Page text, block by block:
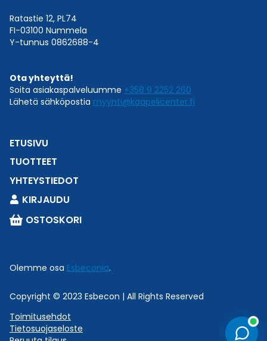
Ratastie 12, PL74
FI-03100 Nummela
Y-tunnus 0862688-4
Ota yhteyttä!
Soita asiakaspalveluumme +358 9 2252 260
Lähetä sähköpostia myynti@kaapelicenter.fi
ETUSIVU
TUOTTEET
YHTEYSTIEDOT
KIRJAUDU
OSTOSKORI
Olemme osa Esbeconia.
Copyright © 2023 Esbecon | All Rights Reserved
Toimitusehdot
Tietosuojaseloste
teknisiä tuotetietoja?